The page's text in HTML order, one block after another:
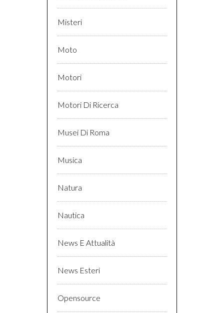
Misteri
Moto
Motori
Motori Di Ricerca
Musei Di Roma
Musica
Natura
Nautica
News E Attualità
News Esteri
Opensource